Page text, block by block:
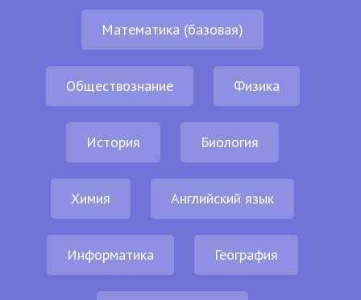
Математика (базовая)
Обществознание Физика
История Биология
Химия Английский язык
Информатика География